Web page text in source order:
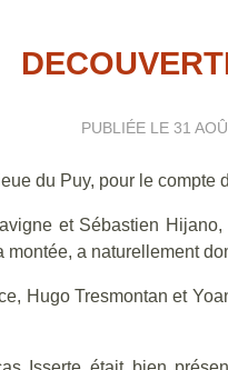
PUBLIÉE LE 31
du Puy, pour le compte
et Sébastien
a naturellement
Hugo Tresmontan et